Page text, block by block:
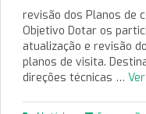
revisão dos Planos de
Objetivo Dotar os
atualização e revisão
planos de visita.
direções técnicas …